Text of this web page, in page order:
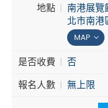
地點
南港展
北市南港
MAP
是否收費
否
報名人數
無上限